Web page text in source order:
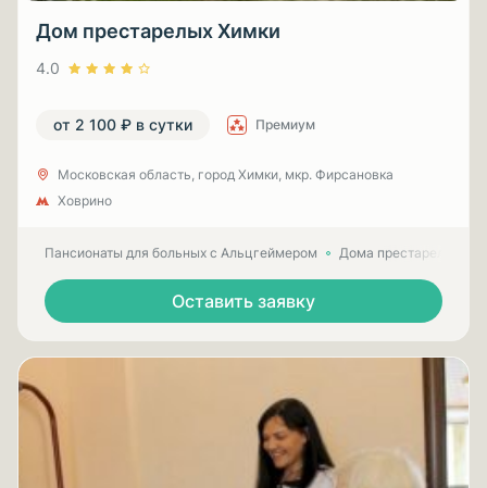
Дом престарелых Химки
4.0
от 2 100 ₽ в сутки Премиум
Московская область, город Химки, мкр. Фирсановка
Ховрино
Пансионаты для больных с Альцгеймером Дома престарелых
Оставить заявку